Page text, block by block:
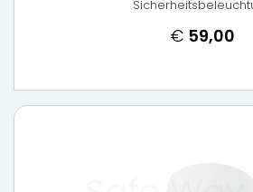
€ 59,00